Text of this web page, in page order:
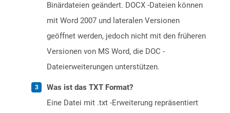
Binärdateien geändert. DOCX -Dateien können
mit Word 2007 und lateralen Versionen
geöffnet werden, jedoch nicht mit den früheren
Versionen von MS Word, die DOC -
Dateierweiterungen unterstützen.
Was ist das TXT Format?
Eine Datei mit .txt -Erweiterung repräsentiert